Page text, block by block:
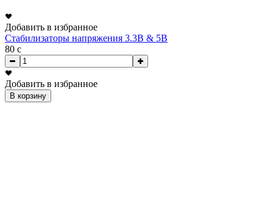
Добавить в избранное
Стабилизаторы напряжения 3.3В & 5В
80 c
Добавить в избранное
В корзину